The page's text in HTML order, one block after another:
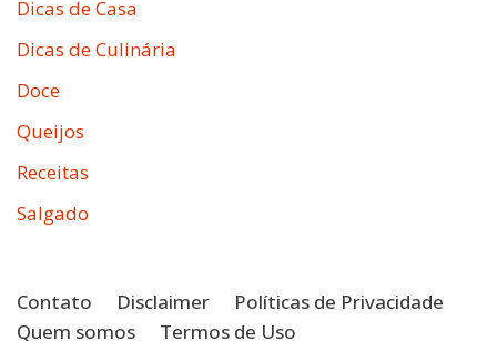
Dicas de Casa
Dicas de Culinária
Doce
Queijos
Receitas
Salgado
Contato Disclaimer
Políticas de Privacidade
Quem somos
Termos de Uso